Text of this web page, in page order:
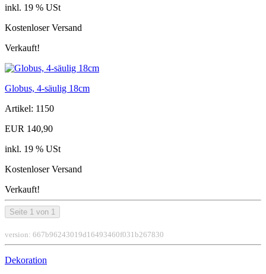
inkl. 19 % USt
Kostenloser Versand
Verkauft!
Globus, 4-säulig 18cm
Artikel: 1150
EUR 140,90
inkl. 19 % USt
Kostenloser Versand
Verkauft!
Seite 1 von 1
version: 667b96243019d16493460f031b267830
Dekoration